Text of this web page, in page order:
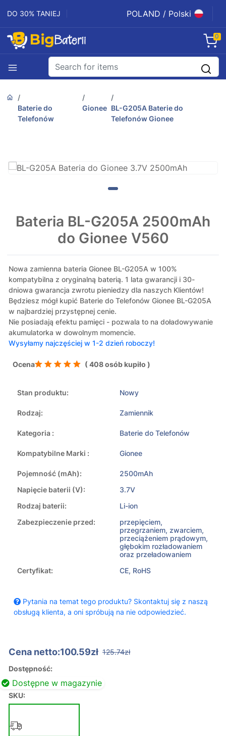
DO 30% TANIEJ POLAND / Polski
0
Baterie do
Telefonów
Gionee BL-G205A Baterie do
Telefonów Gionee
Bateria BL-G205A 2500mAh
do Gionee V560
Nowa zamienna bateria Gionee BL-G205A w 100%
kompatybilna z oryginalną baterią. 1 lata gwarancji i 30-
dniowa gwarancja zwrotu pieniedzy dla naszych Klientów!
Będziesz mógł kupić Baterie do Telefonów Gionee BL-G205A
w najbardziej przystępnej cenie.
Nie posiadają efektu pamięci - pozwala to na doładowywanie
akumulatorka w dowolnym momencie.
Wysyłamy najczęściej w 1-2 dzień roboczy!
Ocena ( 408 osób kupiło )
Stan produktu: Nowy
Rodzaj: Zamiennik
Kategoria : Baterie do Telefonów
Kompatybilne Marki : Gionee
Pojemność (mAh):
2500mAh
Napięcie baterii (V):
3.7V
Rodzaj baterii:
Li-ion
Zabezpieczenie przed:
przepięciem,
przegrzaniem, zwarciem,
przeciążeniem prądowym,
głębokim rozładowaniem
oraz przeładowaniem
Certyfikat:
CE, RoHS
Pytania na temat tego produktu? Skontaktuj się z naszą
obsługą klienta, a oni spróbują na nie odpowiedzieć.
Cena netto:100.59zł 125.74zł
Dostępność:
Dostępne w magazynie
SKU: